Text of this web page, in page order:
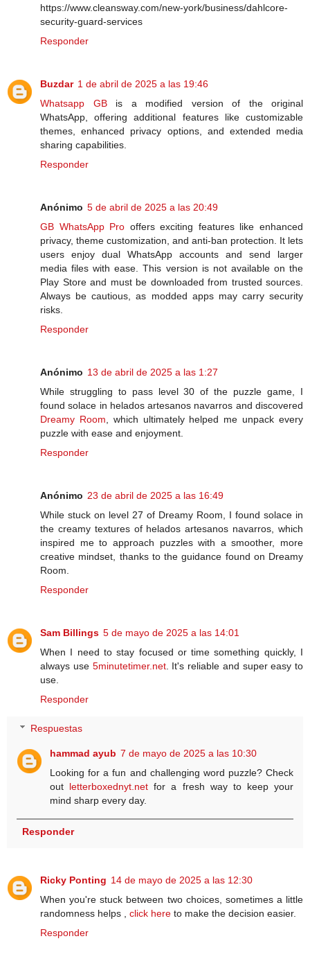
https://www.cleansway.com/new-york/business/dahlcore-
security-guard-services
Responder
Buzdar 1 de abril de 2025 a las 19:46
Whatsapp GBis a modified version of the original
WhatsApp, offering additional features like customizable
themes, enhanced privacy options, and extended media
sharing capabilities.
Responder
Anónimo 5 de abril de 2025 a las 20:49
GB WhatsApp Pro offers exciting features like enhanced
privacy, theme customization, and anti-ban protection. It lets
users enjoy dual WhatsApp accounts and send larger
media files with ease. This version is not available on the
Play Store and must be downloaded from trusted sources.
Always be cautious, as modded apps may carry security
risks.
Responder
Anónimo 13 de abril de 2025 a las 1:27
While struggling to pass level 30 of the puzzle game, I
found solace in helados artesanos navarros and discovered
Dreamy Room, which ultimately helped me unpack every
puzzle with ease and enjoyment.
Responder
Anónimo 23 de abril de 2025 a las 16:49
While stuck on level 27 of Dreamy Room, I found solace in
the creamy textures of helados artesanos navarros, which
inspired me to approach puzzles with a smoother, more
creative mindset, thanks to the guidance found on Dreamy
Room.
Responder
Sam Billings 5 de mayo de 2025 a las 14:01
When I need to stay focused or time something quickly, I
always use 5minutetimer.net. It's reliable and super easy to
use.
Responder
Respuestas
hammad ayub 7 de mayo de 2025 a las 10:30
Looking for a fun and challenging word puzzle? Check
out letterboxednyt.net for a fresh way to keep your
mind sharp every day.
Responder
Ricky Ponting 14 de mayo de 2025 a las 12:30
When you're stuck between two choices, sometimes a little
randomness helps , click here to make the decision easier.
Responder